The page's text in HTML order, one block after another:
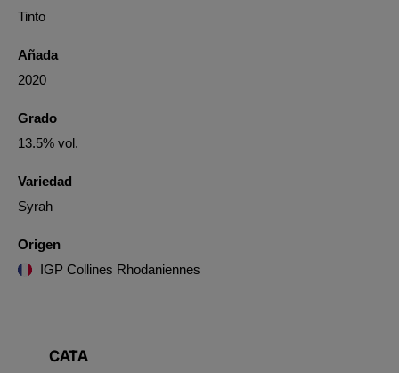
Tinto
Añada
2020
Grado
13.5% vol.
Variedad
Syrah
Origen
IGP Collines Rhodaniennes
CATA